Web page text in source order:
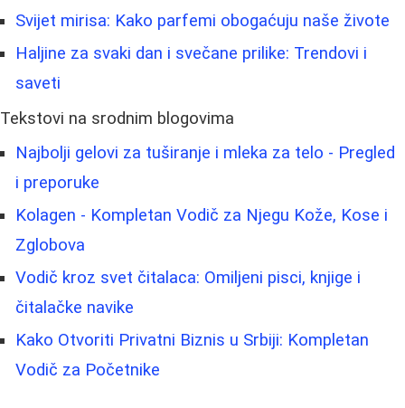
Svijet mirisa: Kako parfemi obogaćuju naše živote
Haljine za svaki dan i svečane prilike: Trendovi i
saveti
Tekstovi na srodnim blogovima
Najbolji gelovi za tuširanje i mleka za telo - Pregled
i preporuke
Kolagen - Kompletan Vodič za Njegu Kože, Kose i
Zglobova
Vodič kroz svet čitalaca: Omiljeni pisci, knjige i
čitalačke navike
Kako Otvoriti Privatni Biznis u Srbiji: Kompletan
Vodič za Početnike